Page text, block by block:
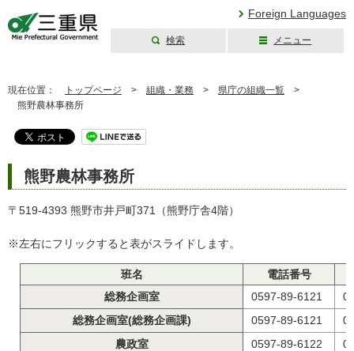
Foreign Languages
検索 メニュー
現在位置： トップページ > 組織・業務 > 県庁の組織一覧 >
熊野農林事務所
熊野農林事務所
〒519-4393 熊野市井戸町371（熊野庁舎4階）
※左右にフリックすると表がスライドします。
班名
電話番号
総務企画室
0597-89-6121
総務企画室(総務企画課)
0597-89-6121
農政室
0597-89-6122